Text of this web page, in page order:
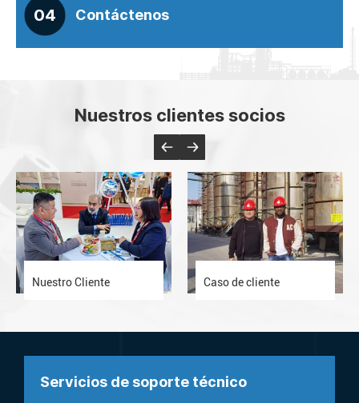
04 Contáctenos
Nuestros clientes socios
Nuestro Cliente Caso de cliente
Servicios de soporte técnico